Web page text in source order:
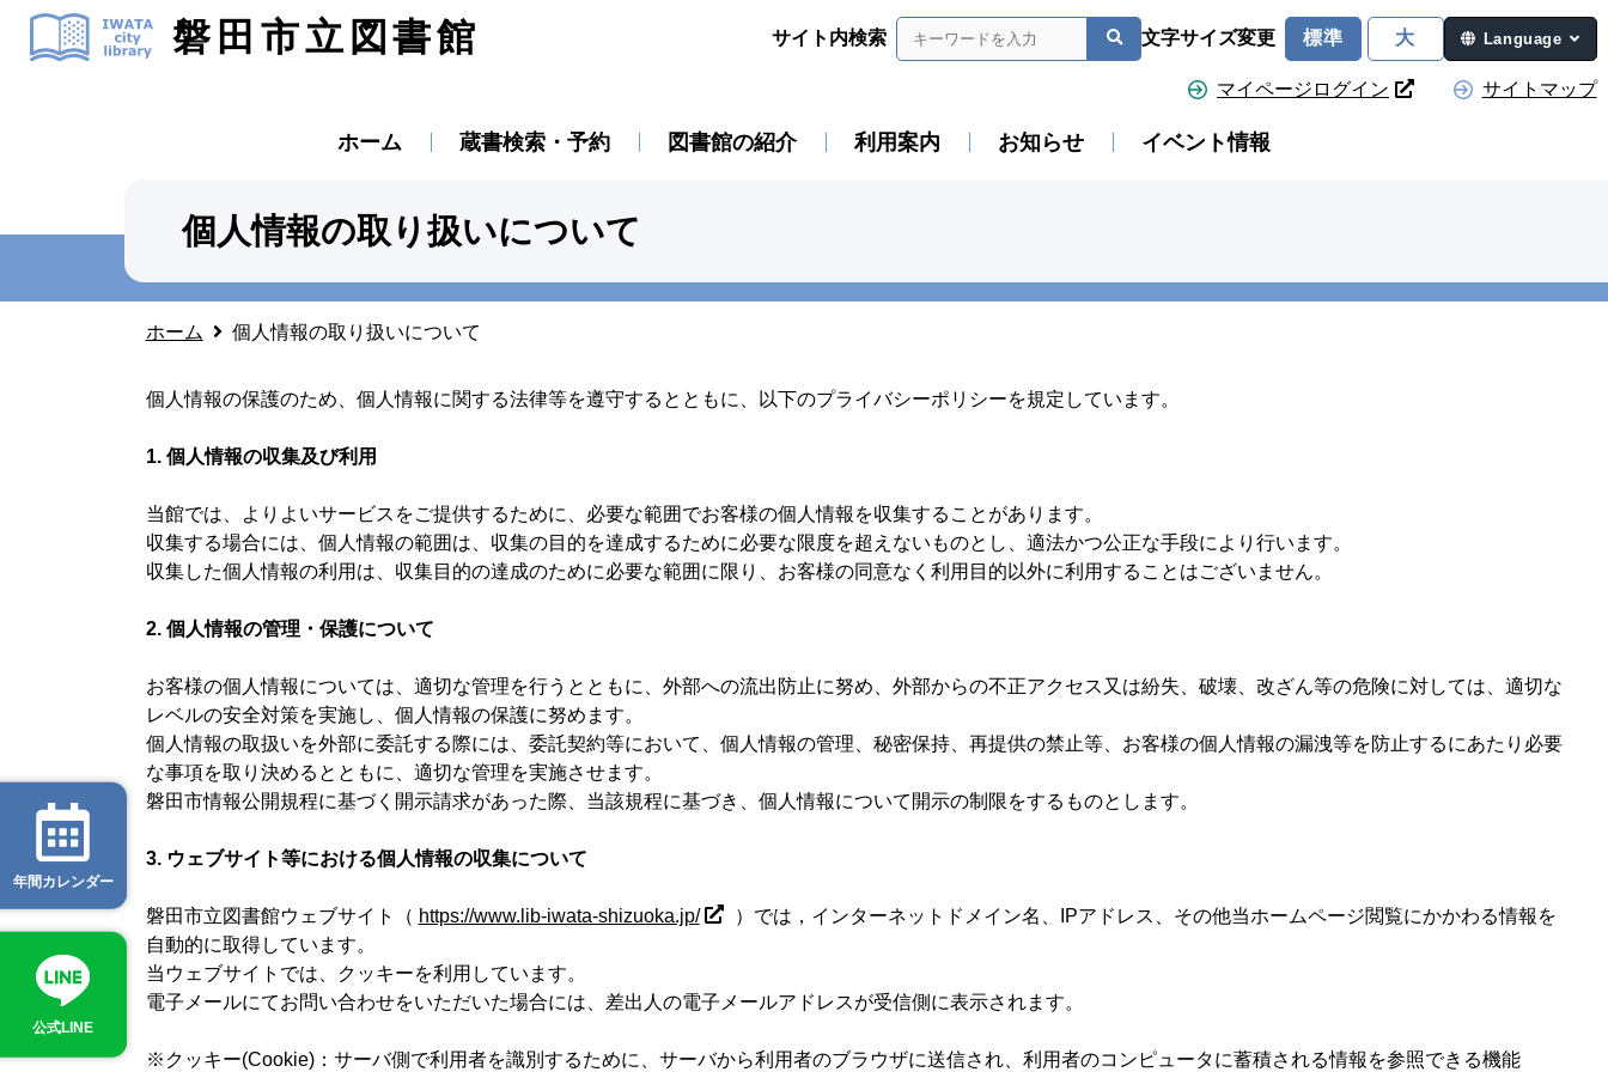
磐田市立図書館 サイト内検索 文字サイズ変更 標準 大 Language
マイページログイン サイトマップ
ホーム 蔵書検索・予約 図書館の紹介 利用案内 お知らせ イベント情報
個人情報の取り扱いについて
ホーム 個人情報の取り扱いについて
個人情報の保護のため、個人情報に関する法律等を遵守するとともに、以下のプライバシーポリシーを規定しています。
1. 個人情報の収集及び利用
当館では、よりよいサービスをご提供するために、必要な範囲でお客様の個人情報を収集することがあります。
収集する場合には、個人情報の範囲は、収集の目的を達成するために必要な限度を超えないものとし、適法かつ公正な手段により行います。
収集した個人情報の利用は、収集目的の達成のために必要な範囲に限り、お客様の同意なく利用目的以外に利用することはございません。
2. 個人情報の管理・保護について
お客様の個人情報については、適切な管理を行うとともに、外部への流出防止に努め、外部からの不正アクセス又は紛失、破壊、改ざん等の危険に対しては、適切な
レベルの安全対策を実施し、個人情報の保護に努めます。
個人情報の取扱いを外部に委託する際には、委託契約等において、個人情報の管理、秘密保持、再提供の禁止等、お客様の個人情報の漏洩等を防止するにあたり必要
な事項を取り決めるとともに、適切な管理を実施させます。
磐田市情報公開規程に基づく開示請求があった際、当該規程に基づき、個人情報について開示の制限をするものとします。
3. ウェブサイト等における個人情報の収集について
磐田市立図書館ウェブサイト（ https://www.lib-iwata-shizuoka.jp/
）では，インターネットドメイン名、IPアドレス、その他当ホームページ閲覧にかかわる情報を
自動的に取得しています。
当ウェブサイトでは、クッキーを利用しています。
電子メールにてお問い合わせをいただいた場合には、差出人の電子メールアドレスが受信側に表示されます。
※クッキー(Cookie)：サーバ側で利用者を識別するために、サーバから利用者のブラウザに送信され、利用者のコンピュータに蓄積される情報を参照できる機能
年間カレンダー
公式LINE